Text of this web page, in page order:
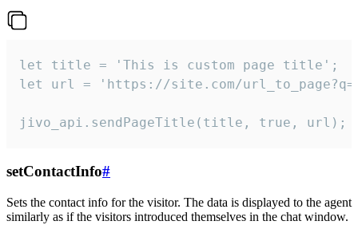
let title = 'This is custom page title';
let url = 'https://site.com/
jivo_api.sendPageTitle(title, true, url);
setContactInfo#
Sets the contact info for the visitor. The data is displayed to the agent
similarly as if the visitors introduced themselves in the chat window.